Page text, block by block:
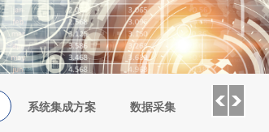
系统集成方案 数据采集 环境测试